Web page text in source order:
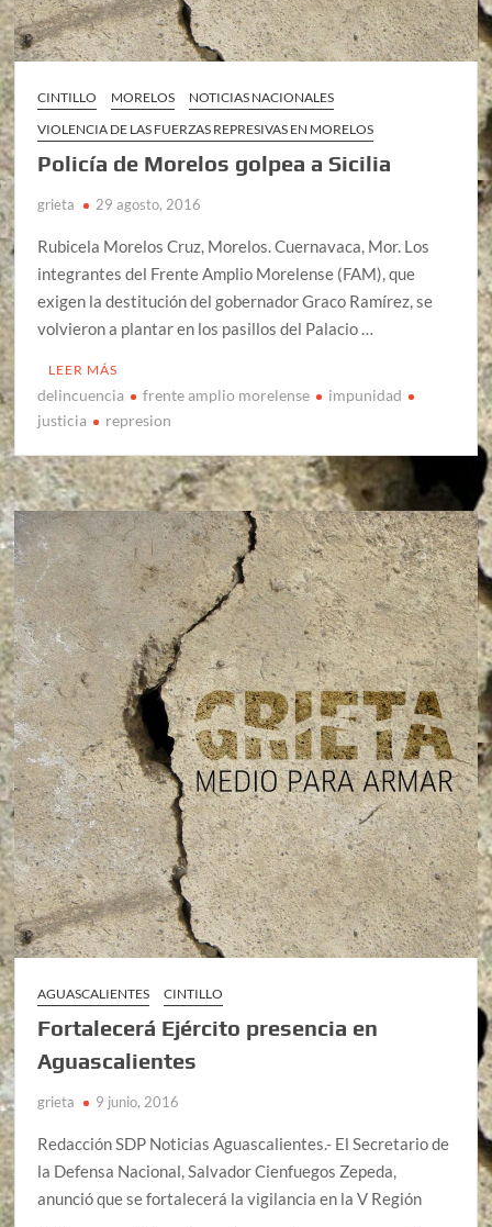
CINTILLO MORELOS
NOTICIAS NACIONALES
VIOLENCIA DE LAS FUERZAS REPRESIVAS EN MORELOS
Policía de Morelos golpea a Sicilia
grieta 29 agosto, 2016
Rubicela Morelos Cruz, Morelos. Cuernavaca, Mor. Los
integrantes del Frente Amplio Morelense (FAM), que
exigen la destitución del gobernador Graco Ramírez, se
volvieron a plantar en los pasillos del Palacio …
LEER MÁS
delincuencia frente amplio morelense
impunidad
justicia
represion
AGUASCALIENTES CINTILLO
Fortalecerá Ejército presencia en
Aguascalientes
grieta 9 junio, 2016
Redacción SDP Noticias Aguascalientes.- El Secretario de
la Defensa Nacional, Salvador Cienfuegos Zepeda,
anunció que se fortalecerá la vigilancia en la V Región